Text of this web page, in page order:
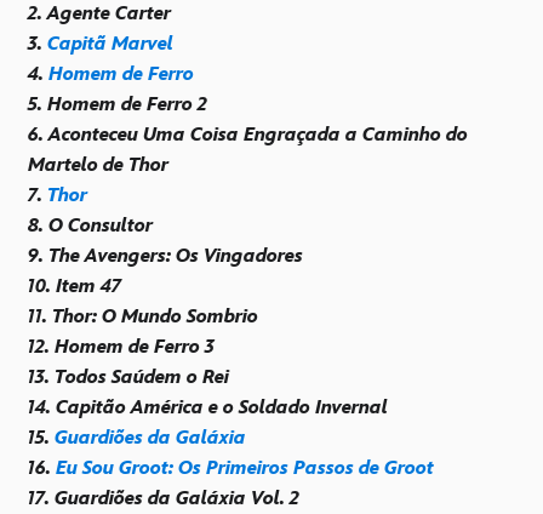
2. Agente Carter
3. Capitã Marvel
4. Homem de Ferro
5. Homem de Ferro 2
6. Aconteceu Uma Coisa Engraçada a Caminho do
Martelo de Thor
7. Thor
8. O Consultor
9. The Avengers: Os Vingadores
10. Item 47
11. Thor: O Mundo Sombrio
12. Homem de Ferro 3
13. Todos Saúdem o Rei
14. Capitão América e o Soldado Invernal
15. Guardiões da Galáxia
16. Eu Sou Groot: Os Primeiros Passos de Groot
17. Guardiões da Galáxia Vol. 2